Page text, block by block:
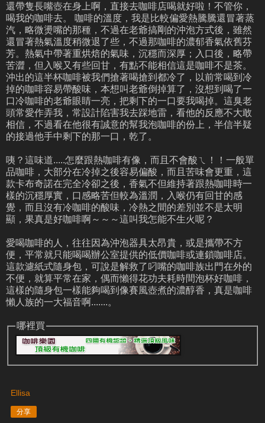
還帶隻長嘴壺在身上啊，直接去咖啡店喝就好啦！不管你，
喝我的咖啡去。 咖啡的溫度，我是比較偏愛熱騰騰還冒著蒸
汽，略微燙嘴的那種，不過在老爺搞剛的沖泡方式後，雖然
還冒著熱氣溫度稍微退了些，不過那咖啡的濃郁香氣依舊芬
芳。熱氣中帶著重烘焙的氣味，沉穩而深厚；入口後，略帶
苦澀，但入喉又有些回甘，有點不能相信這是咖啡不是茶。
沖出的這半杯咖啡被我們搶著喝搶到都冷了，以前常喝到冷
掉的咖啡容易帶酸味，本想叫老爺倒掉算了，沒想到喝了一
口冷咖啡的老爺眼睛一亮，把剩下的一口要我喝掉。這臭老
頭常愛作弄我，常設計陷害我去踩地雷，看他的反應不大敢
相信，不過看在他很有誠意的幫我泡咖啡的份上，半信半疑
的接過他手中剩下的那一口，乾了。
咦？這味道.....怎麼跟熱咖啡有像，而且不會酸ㄟ！！一般單
品咖啡，大部分在冷掉之後容易偏酸，而且苦味會更重，這
款卡布奇諾在完全冷卻之後，香氣不但維持著跟熱咖啡時一
樣的沉穩厚實，口感略苦但較為溫潤，入喉仍有回甘的感
覺，而且沒有冷咖啡的酸味，冷熱之間的差別並不是太明
顯，果真是好咖啡啊～～～這叫我怎能不生火呢？
愛喝咖啡的人，往往因為沖泡器具太昂貴，或是攜帶不方
便，平常就只能喝喝辦公室提供的低價咖啡或連鎖咖啡店。
這款濾紙式隨身包，可說是解救了叼嘴的咖啡族出門在外的
不便，就算平常在家，偶而懶得花功夫耗時間泡杯好咖啡，
這樣的隨身包一樣能夠喝到像賽風壺煮的濃醇香，真是咖啡
懶人族的一大福音啊.......。
哪裡買
Ellisa
分享